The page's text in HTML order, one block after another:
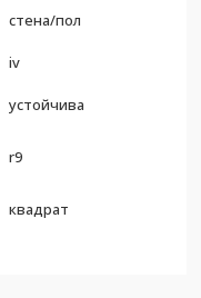
стена/пол
iv
устойчива
r9
квадрат